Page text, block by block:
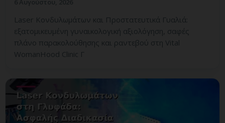
Laser Κονδυλωμάτων και Προστατευτικά Γυαλιά:
εξατομικευμένη γυναικολογική αξιολόγηση, σαφές
πλάνο παρακολούθησης και ραντεβού στη Vital
WomanHood Clinic Γ